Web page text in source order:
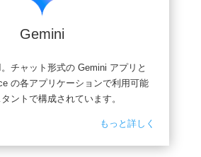
Gemini
チャット形式の Gemini アプリと
の各アプリケーションで利用可能
ントで構成されています。
もっと詳しく